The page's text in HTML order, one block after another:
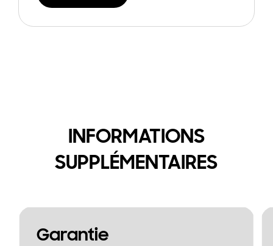
INFORMATIONS
SUPPLÉMENTAIRES
Garantie